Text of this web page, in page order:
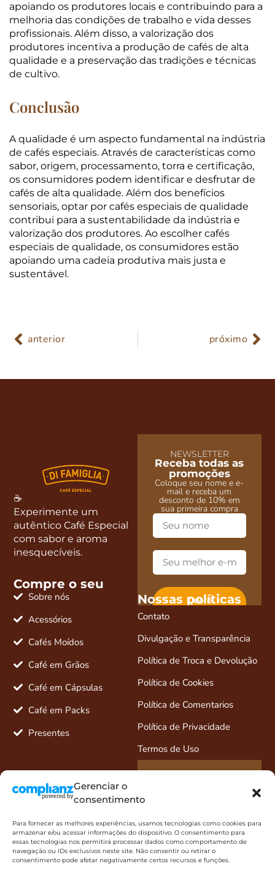
Gerenciar o
consentimento
Para fornecer as melhores experiências, usamos tecnologias como cookies para
armazenar e/ou acessar informações do dispositivo. O consentimento para
essas tecnologias nos permitirá processar dados como comportamento de
navegação ou IDs exclusivos neste site. Não consentir ou retirar o
consentimento pode afetar negativamente certos recursos e funções.
apoiando os produtores locais e contribuindo para a
melhoria das condições de trabalho e vida desses
profissionais. Além disso, a valorização dos
produtores incentiva a produção de cafés de alta
qualidade e a preservação das tradições e técnicas
de cultivo.
Conclusão
A qualidade é um aspecto fundamental na indústria
de cafés especiais. Através de características como
sabor, origem, processamento, torra e certificação,
os consumidores podem identificar e desfrutar de
cafés de alta qualidade. Além dos benefícios
sensoriais, optar por cafés especiais de qualidade
contribui para a sustentabilidade da indústria e
valorização dos produtores. Ao escolher cafés
especiais de qualidade, os consumidores estão
apoiando uma cadeia produtiva mais justa e
sustentável.
anterior próximo
NEWSLETTER
Receba todas as
promoções
Coloque seu nome e e-
mail e receba um
desconto de 10% em
sua primeira compra
Quero
desconto e
☕
Experimente um
autêntico Café Especial
com sabor e aroma
inesquecíveis.
Compre o seu
Sobre nós
Acessórios
Cafés Moídos
Café em Grãos
Café em Cápsulas
Café em Packs
Presentes
Nossas políticas
Contato
Divulgação e Transparência
Política de Troca e Devolução
Política de Cookies
Política de Comentarios
Política de Privacidade
Termos de Uso
Fale pelo Whats
ola@cafedifamiglia.com.br
Redes sociais